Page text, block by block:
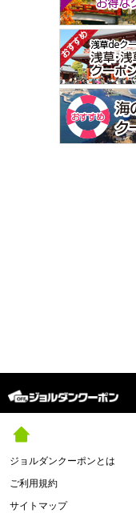
ジョルダンクーポンとは
ご利用規約
サイトマップ